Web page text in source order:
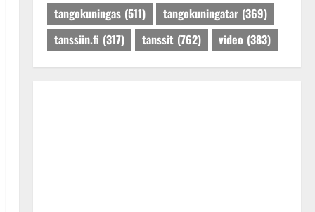
tangokuningas (511) tangokuningatar (369)
tanssiin.fi (317) tanssit (762) video (383)